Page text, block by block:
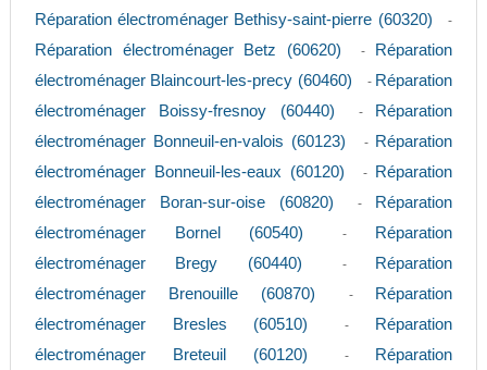
Réparation électroménager Bethisy-saint-pierre (60320) -
Réparation électroménager Betz (60620) -
Réparation
électroménager Blaincourt-les-precy (60460)
- Réparation
électroménager Boissy-fresnoy (60440)
-
Réparation
électroménager Bonneuil-en-valois (60123)
- Réparation
électroménager Bonneuil-les-eaux (60120)
-
Réparation
électroménager Boran-sur-oise (60820)
-
Réparation
électroménager Bornel (60540)
-
Réparation
électroménager Bregy (60440)
-
Réparation
électroménager Brenouille (60870)
-
Réparation
électroménager Bresles (60510)
-
Réparation
électroménager Breteuil (60120)
-
Réparation